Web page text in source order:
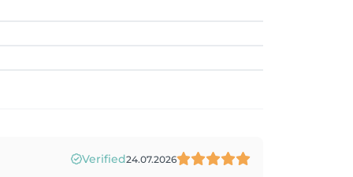
Verified24.07.2026